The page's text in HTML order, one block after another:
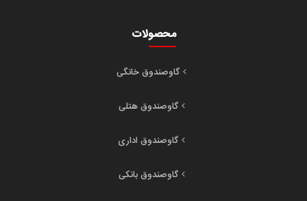
محصولات
گاوصندوق خانگی
گاوصندوق هتلی
گاوصندوق اداری
گاوصندوق بانکی